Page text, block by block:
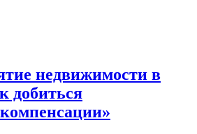
недвижимости в
добиться